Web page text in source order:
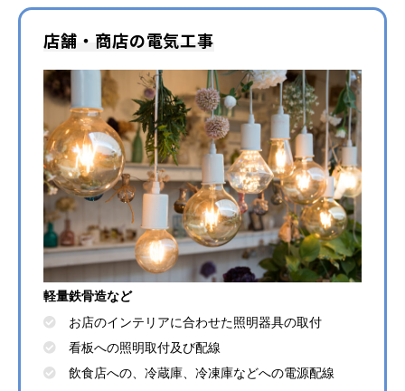
店舗・商店の電気工事
軽量鉄骨造など
お店のインテリアに合わせた照明器具の取付
看板への照明取付及び配線
飲食店への、冷蔵庫、冷凍庫などへの電源配線